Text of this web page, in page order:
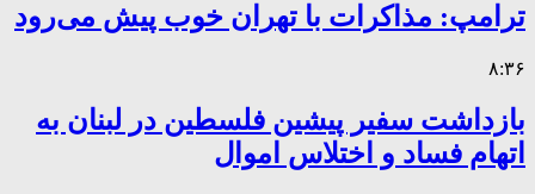
ترامپ: مذاکرات با تهران خوب پیش می‌رود
۸:۳۶
بازداشت سفیر پیشین فلسطین در لبنان به
اتهام فساد و اختلاس اموال